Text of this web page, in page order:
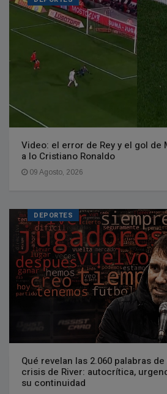
Video: el error de Rey y el gol
a lo Cristiano Ronaldo
09 Agosto, 2026
DEPORTES
Qué revelan las 2.060 palabras
crisis de River: autocrítica,
su continuidad